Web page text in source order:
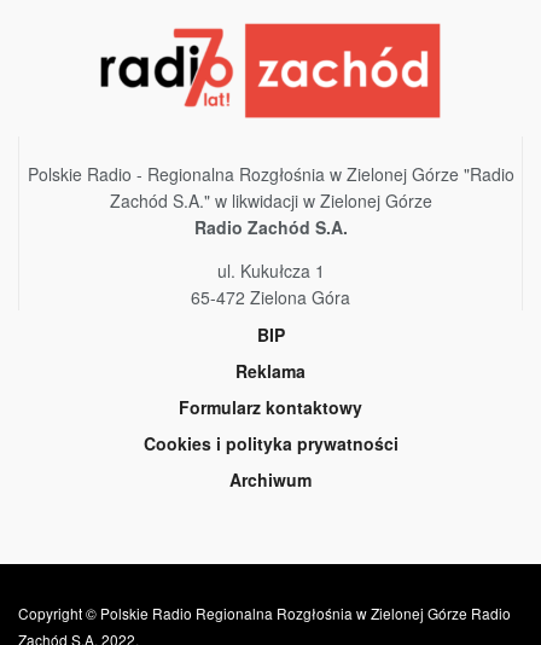
Polskie Radio - Regionalna Rozgłośnia w Zielonej Górze "Radio
Zachód S.A." w likwidacji w Zielonej Górze
Radio Zachód S.A.
ul. Kukułcza 1
65-472 Zielona Góra
BIP
Reklama
Formularz kontaktowy
Cookies i polityka prywatności
Archiwum
Copyright © Polskie Radio Regionalna Rozgłośnia w Zielonej Górze Radio
Zachód S.A. 2022.